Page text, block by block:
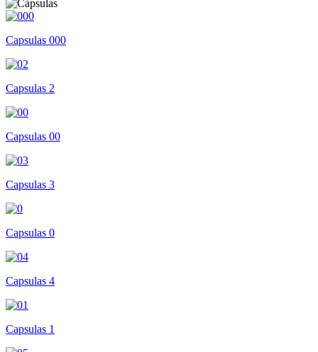
Capsulas 000
Capsulas 2
Capsulas 00
Capsulas 3
Capsulas 0
Capsulas 4
Capsulas 1